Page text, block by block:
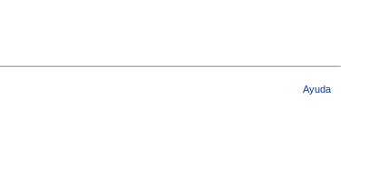
Ayuda